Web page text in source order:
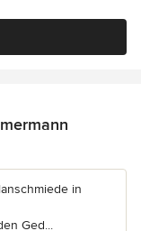
in
Ged...